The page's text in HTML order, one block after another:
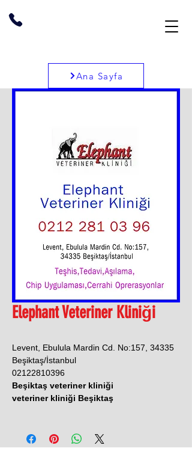
Ana Sayfa
Elephant Veteriner Kliniği
Levent, Ebulula Mardin Cd. No:157, 34335
Beşiktaş/İstanbul
02122810396
Beşiktaş veteriner kliniği
veteriner kliniği Beşiktaş